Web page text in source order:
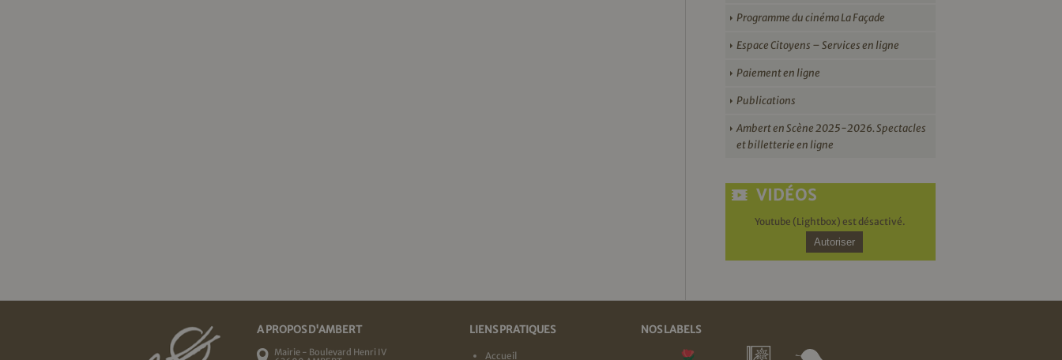
Programme du cinéma La Façade
Espace Citoyens – Services en ligne
Paiement en ligne
Publications
Ambert en Scène 2025-2026. Spectacles
et billetterie en ligne
VIDÉOS
Youtube (Lightbox) est désactivé.
Autoriser
A PROPOS D'AMBERT
Mairie - Boulevard Henri IV
LIENS PRATIQUES
Accueil
NOS LABELS